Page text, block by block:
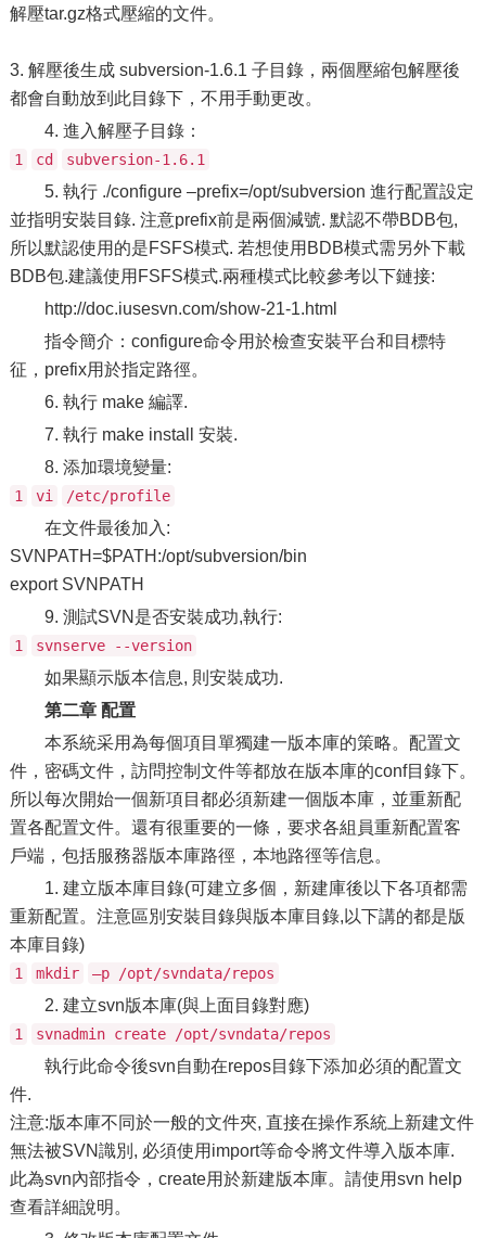
解壓tar.gz格式壓縮的文件。
3. 解壓後生成 subversion-1.6.1 子目錄，兩個壓縮包解壓後
都會自動放到此目錄下，不用手動更改。
4. 進入解壓子目錄：
1 cd subversion-1.6.1
5. 執行 ./configure –prefix=/opt/subversion 進行配置設定
並指明安裝目錄. 注意prefix前是兩個減號. 默認不帶BDB包,
所以默認使用的是FSFS模式. 若想使用BDB模式需另外下載
BDB包.建議使用FSFS模式.兩種模式比較參考以下鏈接:
http://doc.iusesvn.com/show-21-1.html
指令簡介：configure命令用於檢查安裝平台和目標特
征，prefix用於指定路徑。
6. 執行 make 編譯.
7. 執行 make install 安裝.
8. 添加環境變量:
1 vi /etc/profile
在文件最後加入:
SVNPATH=$PATH:/opt/subversion/bin
export SVNPATH
9. 測試SVN是否安裝成功,執行:
1 svnserve --version
如果顯示版本信息, 則安裝成功.
第二章 配置
本系統采用為每個項目單獨建一版本庫的策略。配置文
件，密碼文件，訪問控制文件等都放在版本庫的conf目錄下。
所以每次開始一個新項目都必須新建一個版本庫，並重新配
置各配置文件。還有很重要的一條，要求各組員重新配置客
戶端，包括服務器版本庫路徑，本地路徑等信息。
1. 建立版本庫目錄(可建立多個，新建庫後以下各項都需
重新配置。注意區別安裝目錄與版本庫目錄,以下講的都是版
本庫目錄)
1 mkdir –p /opt/svndata/repos
2. 建立svn版本庫(與上面目錄對應)
1 svnadmin create /opt/svndata/repos
執行此命令後svn自動在repos目錄下添加必須的配置文
件.
注意:版本庫不同於一般的文件夾, 直接在操作系統上新建文件
無法被SVN識別, 必須使用import等命令將文件導入版本庫.
此為svn內部指令，create用於新建版本庫。請使用svn help
查看詳細說明。